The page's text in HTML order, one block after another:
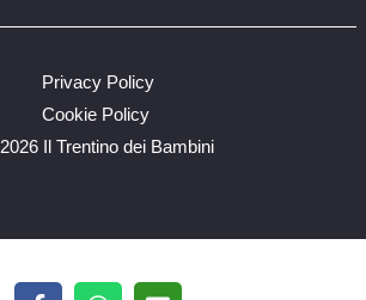
2026 Il Trentino dei Bambini
Privacy Policy
Cookie Policy